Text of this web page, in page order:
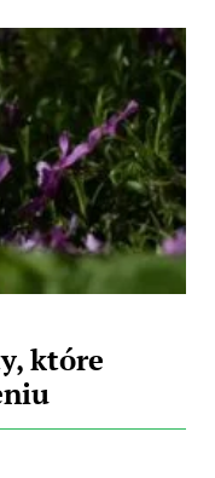
które